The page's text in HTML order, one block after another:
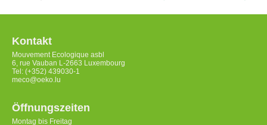
Kontakt
Mouvement Ecologique asbl
6, rue Vauban L-2663 Luxembourg
Tel: (+352) 439030-1
meco@oeko.lu
Öffnungszeiten
Montag bis Freitag